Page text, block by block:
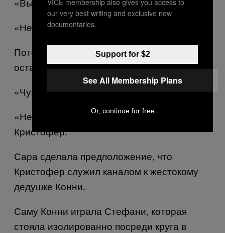
«Нет».
Потом Джеки встала между нами. Лошадь
остановилась и замерла.
«Чувствуете разницу?» – спросила Сара.
«Немного рассосалось» – ответил
Кристофер.
Сара сделала предположение, что
Кристофер служил каналом к жестокому
дедушке Конни.
Саму Конни играла Стефани, которая
стояла изолированно посреди круга в
our very best writing and exclusive new
documentaries.
Support for $2
See All Membership Plans
Or, continue for free